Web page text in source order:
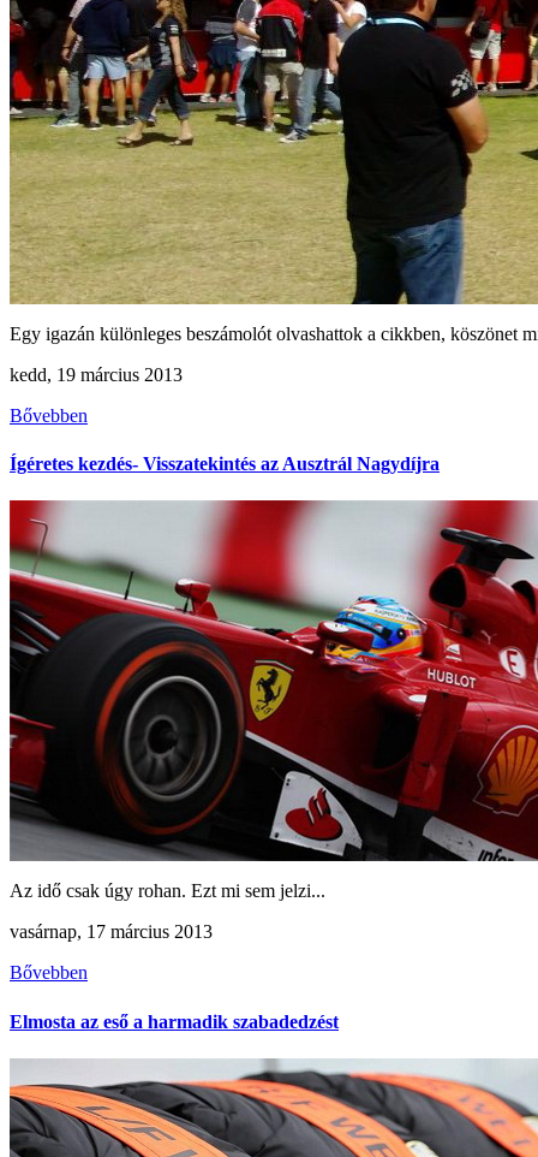
Egy igazán különleges beszámolót olvashattok a cikkben, köszönet
kedd, 19 március 2013
Bővebben
Ígéretes kezdés- Visszatekintés az Ausztrál Nagydíjra
Az idő csak úgy rohan. Ezt mi sem jelzi...
vasárnap, 17 március 2013
Bővebben
Elmosta az eső a harmadik szabadedzést